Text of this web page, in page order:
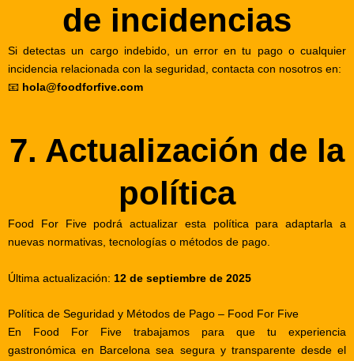
de incidencias
Si detectas un cargo indebido, un error en tu pago o cualquier
incidencia relacionada con la seguridad, contacta con nosotros en:
📧 hola@foodforfive.com
7. Actualización de la
política
Food For Five podrá actualizar esta política para adaptarla a
nuevas normativas, tecnologías o métodos de pago.
Última actualización: 12 de septiembre de 2025
Política de Seguridad y Métodos de Pago – Food For Five
En Food For Five trabajamos para que tu experiencia
gastronómica en Barcelona sea segura y transparente desde el